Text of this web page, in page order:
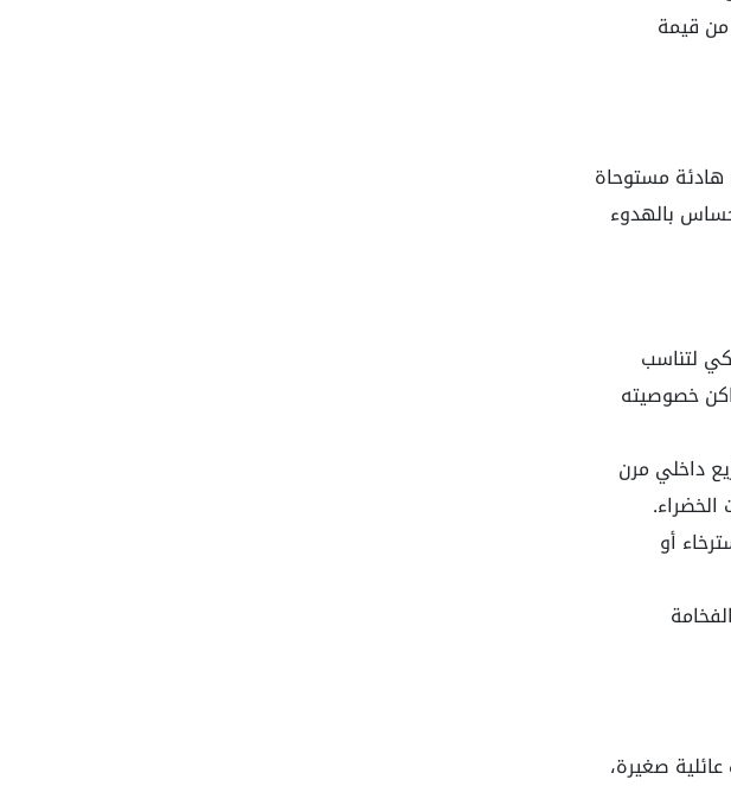
قيمة
هادئة مستوحاة
بالهدوء
لتناسب
خصوصيته
داخلي مرن
أو
صغيرة،